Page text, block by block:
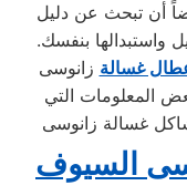
أن تبحث عن دليل
واستبدالها بنفسك.
غسالة زانوسى
المعلومات التي
السيوف